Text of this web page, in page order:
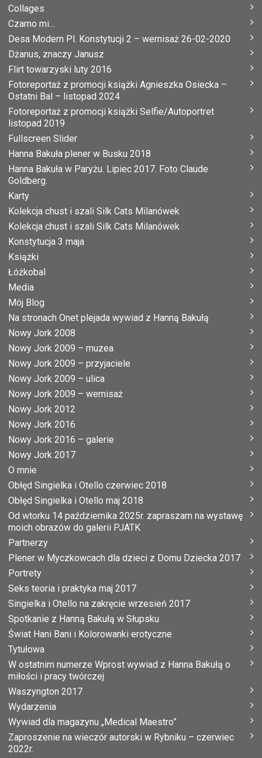
Collages
Czarno mi…
Desa Modern Pl. Konstytucji 2 – wernisaż 26-02-2020
Dżanus, znaczy Janusz
Flirt towarzyski luty 2016
Fotoreportaż z promocji książki Agnieszka Osiecka –
Ostatni Bal – listopad 2024
Fotoreportaż z promocji książki Selfie/Autoportret
listopad 2019
Fullscreen Slider
Hanna Bakuła plener w Busku 2018
Hanna Bakuła w Paryżu. Lipiec 2017. Foto Claude
Goldberg.
Karty
Kolekcja chust i szali Silk Cats Milanówek
Kolekcja chust i szali Silk Cats Milanówek
Konstytucja 3 maja
Książki
Łóżkobal
Media
Mój Blog
Na stronach Onet plejada wywiad z Hanną Bakułą
Nowy Jork 2008
Nowy Jork 2009 – muzea
Nowy Jork 2009 – przyjaciele
Nowy Jork 2009 – ulica
Nowy Jork 2009 – wernisaż
Nowy Jork 2012
Nowy Jork 2016
Nowy Jork 2016 – galerie
Nowy Jork 2017
O mnie
Obłęd Singielka i Otello czerwiec 2018
Obłęd Singielka i Otello maj 2018
Od wtorku 14 października 2025r. zapraszam na wystawę
moich obrazów do galerii PJATK
Partnerzy
Plener w Myczkowcach dla dzieci z Domu Dziecka 2017
Portrety
Seks teoria i praktyka maj 2017
Singielka i Otello na zakręcie wrzesień 2017
Spotkanie z Hanną Bakułą w Słupsku
Świat Hani Bani i Kolorowanki erotyczne
Tytułowa
W ostatnim numerze Wprost wywiad z Hanna Bakułą o
miłości i pracy twórczej
Waszyngton 2017
Wydarzenia
Wywiad dla magazynu „Medical Maestro”
Zaproszenie na wieczór autorski w Rybniku – czerwiec
2022r.